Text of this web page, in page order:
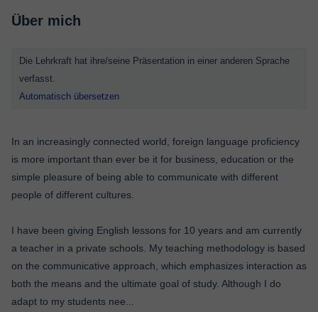
Über mich
Die Lehrkraft hat ihre/seine Präsentation in einer anderen Sprache
verfasst.
Automatisch übersetzen
In an increasingly connected world, foreign language proficiency
is more important than ever be it for business, education or the
simple pleasure of being able to communicate with different
people of different cultures.
I have been giving English lessons for 10 years and am currently
a teacher in a private schools. My teaching methodology is based
on the communicative approach, which emphasizes interaction as
both the means and the ultimate goal of study. Although I do
adapt to my students nee